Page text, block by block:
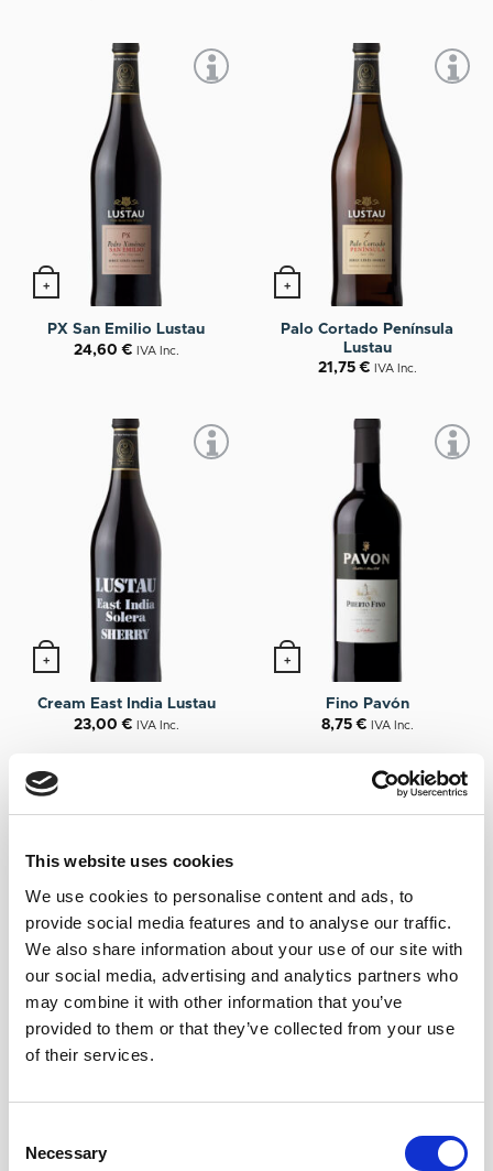
This website uses cookies
We use cookies to personalise content and ads, to
provide social media features and to analyse our traffic.
We also share information about your use of our site with
our social media, advertising and analytics partners who
may combine it with other information that you’ve
provided to them or that they’ve collected from your use
of their services.
Selection
Necessary
+
PX San Emilio Lustau
24,60€ IVA Inc.
+
Palo Cortado Península
Lustau
21,75€ IVA Inc.
+
Cream East India Lustau
23,00€ IVA Inc.
+
Fino Pavón
8,75€ IVA Inc.
Fino Jarana Lustau